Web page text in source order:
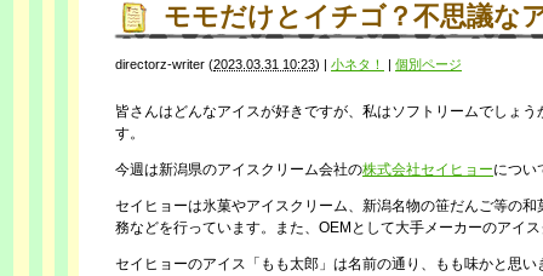
モモだけとイチゴ？不思議な
directorz-writer (2023.03.31 10:23) | 小ネタ！ | 個別ページ
皆さんはどんなアイスが好きですが、私はソフトリームでしょ
す。
今週は新潟県のアイスクリーム会社の株式会社セイヒョーについ
セイヒョーは氷菓やアイスクリーム、新潟名物の笹だんご等の
務などを行っています。また、OEMとして大手メーカーのアイ
セイヒョーのアイス「もも太郎」は名前の通り、もも味かと思